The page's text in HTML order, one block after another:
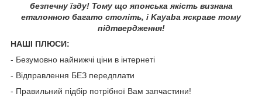
безпечну їзду! Тому що японська якість визнана
еталонною багато століть, і Kayaba яскраве тому
підтвердження!
НАШІ ПЛЮСИ:
- Безумовно найнижчі ціни в інтернеті
- Відправлення БЕЗ передплати
- Правильний підбір потрібної Вам запчастини!